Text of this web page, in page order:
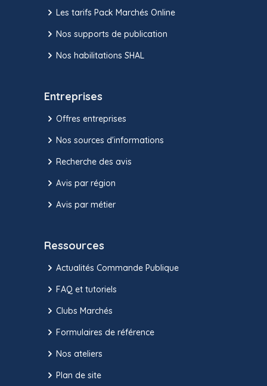
Les tarifs Pack Marchés Online
Nos supports de publication
Nos habilitations SHAL
Entreprises
Offres entreprises
Nos sources d'informations
Recherche des avis
Avis par région
Avis par métier
Ressources
Actualités Commande Publique
FAQ et tutoriels
Clubs Marchés
Formulaires de référence
Nos ateliers
Plan de site